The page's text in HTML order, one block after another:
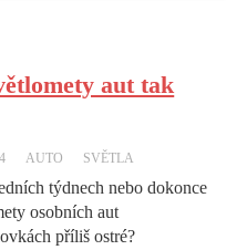
aut tak
AUTO SVĚTLA
týdnech nebo dokonce
osobních aut
příliš ostré?